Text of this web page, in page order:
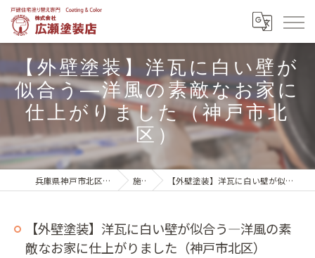
【外壁塗装】洋瓦に白い壁が
似合う―洋風の素敵なお家に
仕上がりました（神戸市北
区）
兵庫県神戸市北区の外壁塗装は株式会社広瀬塗装店 施工実績 【外壁塗装】洋瓦に白い壁が似合う―洋風の素敵なお家に仕上がりました（神戸市北区）
【外壁塗装】洋瓦に白い壁が似合う―洋風の素
敵なお家に仕上がりました（神戸市北区）